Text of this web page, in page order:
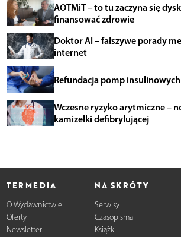
AOTMiT – to tu zaczyna się
finansować zdrowie
Doktor AI – fałszywe porady
internet
Refundacja pomp
Wczesne ryzyko arytmiczne –
kamizelki defibrylującej
TERMEDIA
O Wydawnictwie
Oferty
Newsletter
NA SKRÓTY
Serwisy
Czasopisma
Książki